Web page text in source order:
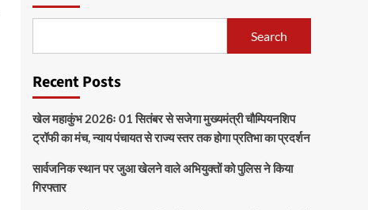
Search
Recent Posts
खेल महाकुंभ 2026ः 01 सितंबर से सजेगा मुख्यमंत्री चौम्पियनशिप
ट्रॉफी का मंच, न्याय पंचायत से राज्य स्तर तक होगा प्रतिभा का प्रदर्शन
सार्वजनिक स्थान पर जुआ खेलने वाले अभियुक्तों को पुलिस ने किया
गिरफ्तार